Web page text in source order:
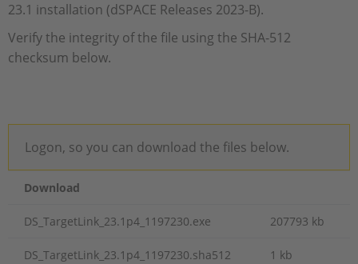
Karriere
23.1 installation (dSPACE Releases 2023-B).
Verify the integrity of the file using the SHA-512
checksum below.
Logon, so you can download the files below.
Download
DS_TargetLink_23.1p4_1197230.exe 207793 kb
DS_TargetLink_23.1p4_1197230.sha512 1 kb